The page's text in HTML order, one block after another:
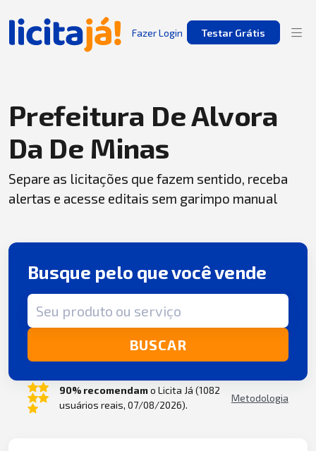
Fazer Login Testar Grátis
Prefeitura De Alvora
Da De Minas
Separe as licitações que fazem sentido, receba
alertas e acesse editais sem garimpo manual
Busque pelo que você vende
Termo de busca
BUSCAR
90% recomendamo Licita Já (1082
usuários reais, 07/08/2026).
Metodologia